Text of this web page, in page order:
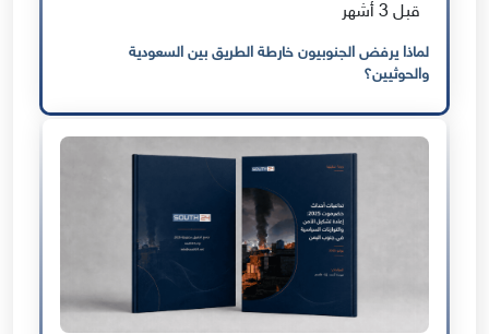
قبل 3 أشهر
لماذا يرفض الجنوبيون خارطة الطريق بين السعودية
والحوثيين؟